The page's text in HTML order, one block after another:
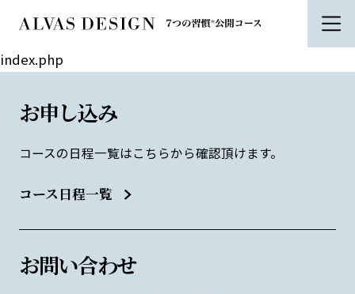
index.php
お申し込み
コースの日程一覧はこちらから確認頂けます。
コース日程一覧
お問い合わせ